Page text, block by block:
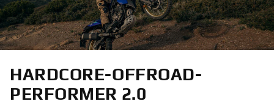
HARDCORE-OFFROAD-
PERFORMER 2.0